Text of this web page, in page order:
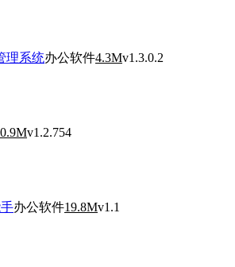
理系统办公软件4.3Mv1.3.0.2
v1.2.754
办公软件19.8Mv1.1